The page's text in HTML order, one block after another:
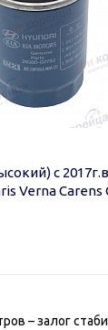
с
Verna Carens
– залог